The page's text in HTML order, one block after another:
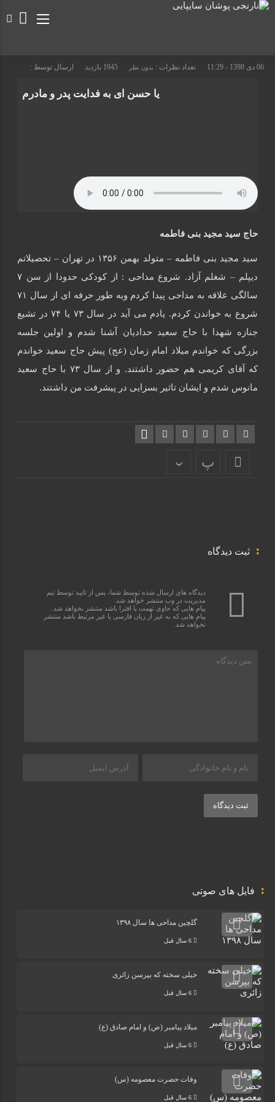
06 دی 1398 - 11:29 تعداد نظرات : بدون نظر ارسال توسط :
یا حسن ای به فدایت پدر و مادرم
حاج سید مجید بنی فاطمه
سید مجید بنی فاطمه – متولد بهمن ۱۳۵۶ در تهران – تحصیلاتم
دیپلم – شغلم آزاد. شروع مداحی : از کودکی حدودا از سن ۷
سالگی علاقه به مداحی پیدا کردم وبه طور حرفه ای از سال ۷۱
شروع به خواندن کردم. یادم می آید در سال ۷۳ یا ۷۴ در تشیع
جنازه شهدا با حاج سعید حدادیان آشنا شدم و اولین جلسه
بزرگی که خواندم میلاد امام زمان (عج) پیش حاج سعید خواندم
که آقای کریمی هم حضور داشتند. و از سال ۷۳ با حاج سعید
مانوس شدم و ایشان تاثیر بسزایی در پیشرفت من داشتند.
پ پ
ثبت دیدگاه
دیدگاه های ارسال شده توسط شما، پس از تایید توسط تیم
مدیریت در وب منتشر خواهد شد.
پیام هایی که حاوی تهمت یا افترا باشد منتشر نخواهد شد.
پیام هایی که به غیر از زبان فارسی یا غیر مرتبط باشد منتشر
نخواهد شد.
ثبت دیدگاه
فایل های صوتی
گلچین مداحی ها سال ۱۳۹۸
6 سال قبل
خیلی سخته که بپرسن زائری
6 سال قبل
میلاد پیامبر (ص) و امام صادق (ع)
6 سال قبل
وفات حضرت معصومه (س)
6 سال قبل